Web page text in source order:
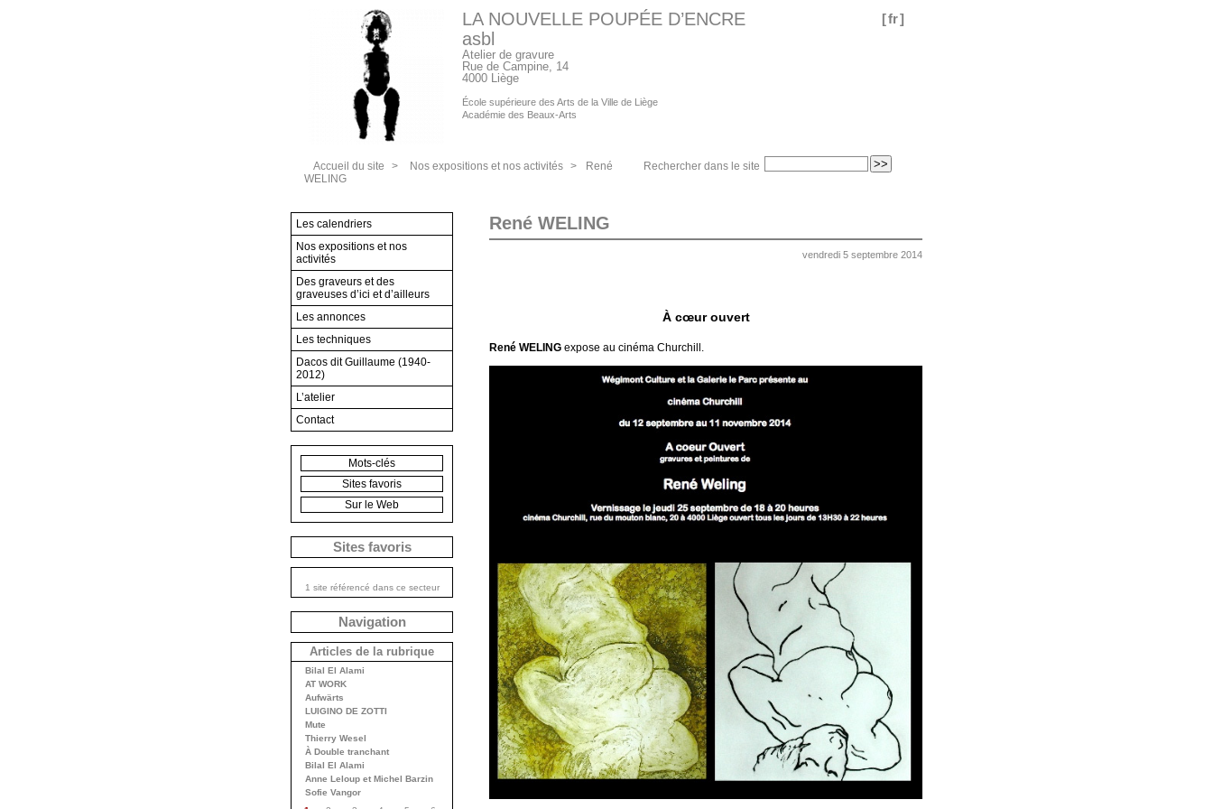
[fr]
LA NOUVELLE POUPÉE D’ENCRE
asbl
Atelier de gravure
Rue de Campine, 14
4000 Liège
École supérieure des Arts de la Ville de Liège
Académie des Beaux-Arts
Rechercher dans le site
Accueil du site > Nos expositions et nos activités >
René
WELING
René WELING
vendredi 5 septembre 2014
À cœur ouvert
René WELING expose au cinéma Churchill.
Les calendriers
Nos expositions et nos
activités
Des graveurs et des
graveuses d’ici et d’ailleurs
Les annonces
Les techniques
Dacos dit Guillaume (1940-
2012)
L’atelier
Contact
Mots-clés
Sites favoris
Sur le Web
Sites favoris
1 site référencé dans ce secteur
Navigation
Articles de la rubrique
Bilal El Alami
AT WORK
Aufwärts
LUIGINO DE ZOTTI
Mute
Thierry Wesel
À Double tranchant
Bilal El Alami
Anne Leloup et Michel Barzin
Sofie Vangor